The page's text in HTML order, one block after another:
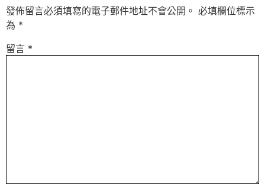
發佈留言必須填寫的電子郵件地址不會公開。 必填欄位標示
為 *
留言 *